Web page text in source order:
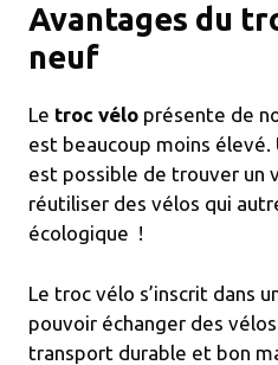
Avantages du
neuf
Le troc vélo présente de
est beaucoup moins élevé.
est possible de trouver un
réutiliser des vélos qui
écologique !
Le troc vélo s’inscrit dans
pouvoir échanger des
transport durable et bon